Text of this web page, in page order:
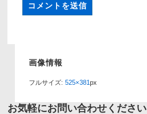
画像情報
フルサイズ: 525×381px
お気軽にお問い合わせください